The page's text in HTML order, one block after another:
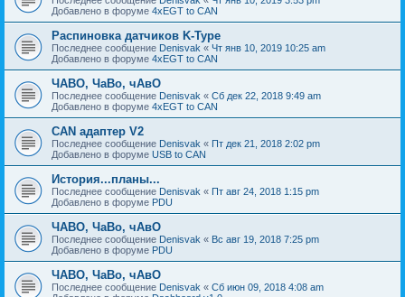
Добавлено в форуме 4xEGT to CAN
Распиновка датчиков K-Type
Последнее сообщение Denisvak « Чт янв 10, 2019 10:25 am
Добавлено в форуме 4xEGT to CAN
ЧАВО, ЧаВо, чАвО
Последнее сообщение Denisvak « Сб дек 22, 2018 9:49 am
Добавлено в форуме 4xEGT to CAN
CAN адаптер V2
Последнее сообщение Denisvak « Пт дек 21, 2018 2:02 pm
Добавлено в форуме USB to CAN
История...планы...
Последнее сообщение Denisvak « Пт авг 24, 2018 1:15 pm
Добавлено в форуме PDU
ЧАВО, ЧаВо, чАвО
Последнее сообщение Denisvak « Вс авг 19, 2018 7:25 pm
Добавлено в форуме PDU
ЧАВО, ЧаВо, чАвО
Последнее сообщение Denisvak « Сб июн 09, 2018 4:08 am